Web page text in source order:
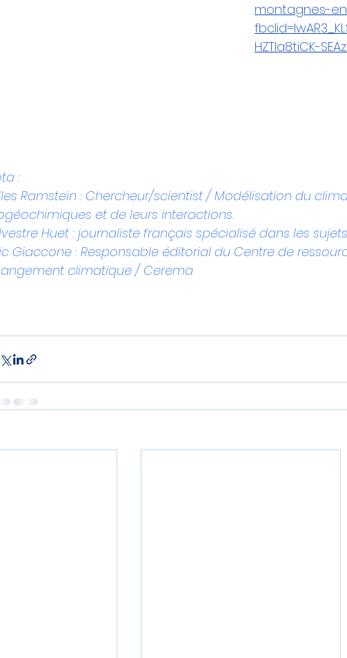
montagnes-
HZTla8tiCK-
:
Ramstein : Chercheur/scientist / Modélisation du
et de leurs interactions.
Huet : journaliste français spécialisé dans les
Giaccone : Responsable éditorial du Centre de
climatique / Cerema